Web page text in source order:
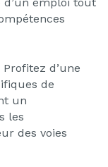
Profitez d’une
de
un
les
des voies